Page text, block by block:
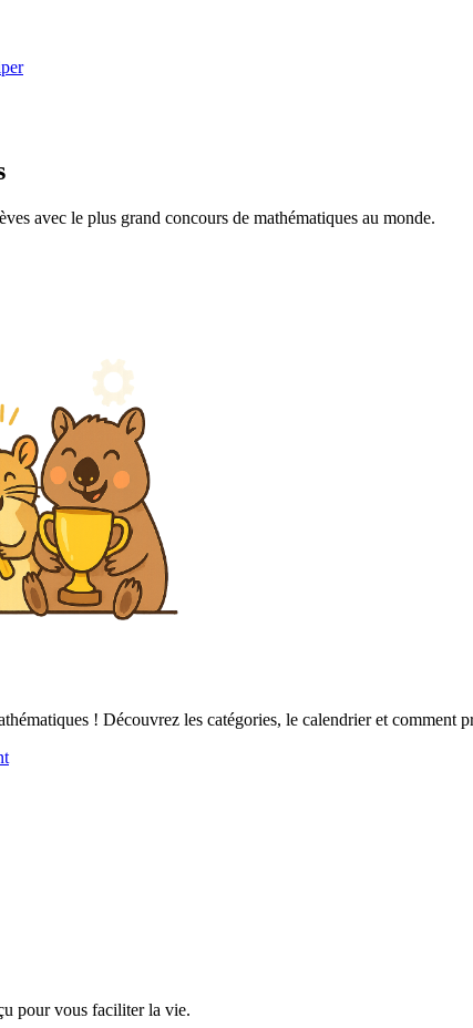
avec le plus grand concours de mathématiques au monde.
! Découvrez les catégories, le calendrier et comment
pour vous faciliter la vie.